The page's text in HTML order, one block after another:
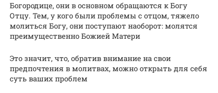
Богородице, они в основном обращаются к Богу
Отцу. Тем, у кого были проблемы с отцом, тяжело
молиться Богу, они поступают наоборот: молятся
преимущественно Божией Матери
Это значит, что, обратив внимание на свои
предпочтения в молитвах, можно открыть для себя
суть ваших проблем